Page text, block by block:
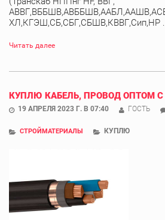
ХЛ,КГЭШ,СБ,СБГ,СБШВ,КВВГ,Сип,НР ...
Читать далее
КУПЛЮ КАБЕЛЬ, ПРОВОД ОПТОМ С
19 АПРЕЛЯ 2023 Г. В 07:40 ГОСТЬ
СТРОЙМАТЕРИАЛЫ КУПЛЮ